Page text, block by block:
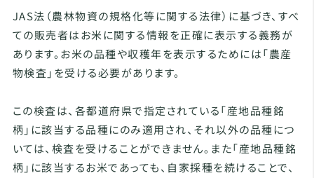
JAS法（農林物資の規格化等に関する法律）に基づき、すべ
ての販売者はお米に関する情報を正確に表示する義務が
あります。お米の品種や収穫年を表示するためには「農産
物検査」を受ける必要があります。
この検査は、各都道府県で指定されている「産地品種銘
柄」に該当する品種にのみ適用され、それ以外の品種につ
いては、検査を受けることができません。また「産地品種銘
柄」に該当するお米であっても、自家採種を続けることで、